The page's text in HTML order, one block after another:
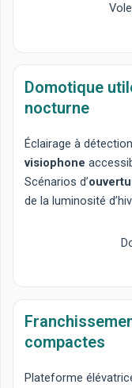
Domotique
nocturne
Éclairage à détection
visiophone
Scénarios d’
de la luminosité
compactes
Plateforme